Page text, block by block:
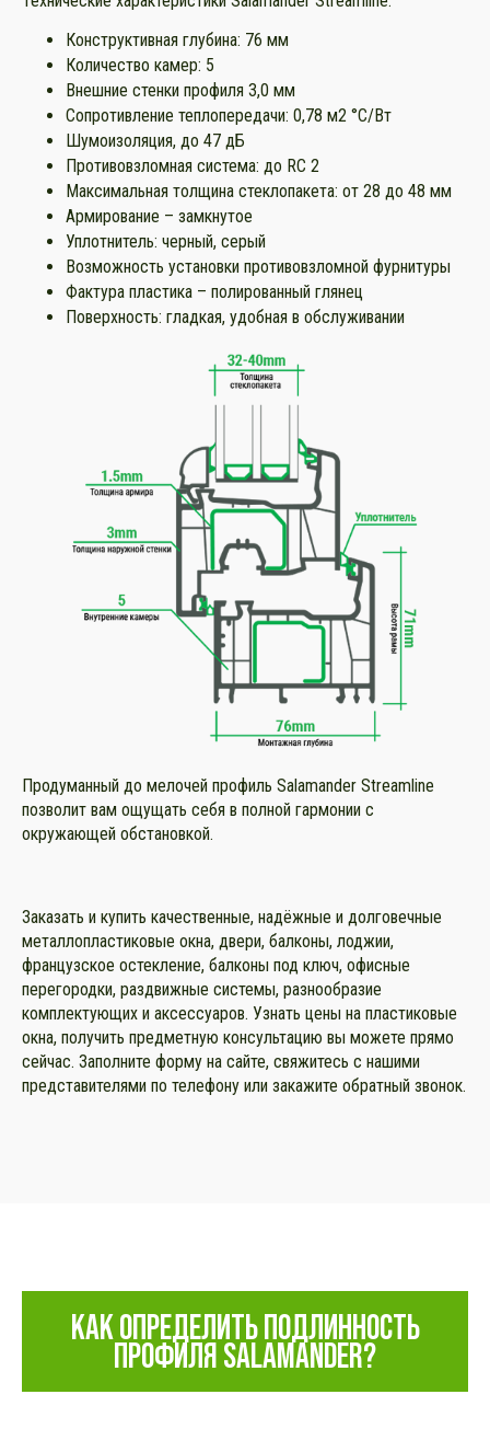
Конструктивная глубина: 76 мм
Количество камер: 5
Внешние стенки профиля 3,0 мм
Сопротивление теплопередачи: 0,78 м2 °С/Вт
Шумоизоляция, до 47 дБ
Противовзломная система: до RC 2
Максимальная толщина стеклопакета: от 28 до 48 мм
Армирование – замкнутое
Уплотнитель: черный, серый
Возможность установки противовзломной фурнитуры
Фактура пластика – полированный глянец
Поверхность: гладкая, удобная в обслуживании
Продуманный до мелочей профиль Salamander Streamline
позволит вам ощущать себя в полной гармонии с
окружающей обстановкой.
Заказать и купить качественные, надёжные и долговечные
металлопластиковые окна, двери, балконы, лоджии,
французское остекление, балконы под ключ, офисные
перегородки, раздвижные системы, разнообразие
комплектующих и аксессуаров. Узнать цены на пластиковые
окна, получить предметную консультацию вы можете прямо
сейчас. Заполните форму на сайте, свяжитесь с нашими
представителями по телефону или закажите обратный звонок.
КАК ОПРЕДЕЛИТЬ ПОДЛИННОСТЬ
ПРОФИЛЯ SALAMANDER?